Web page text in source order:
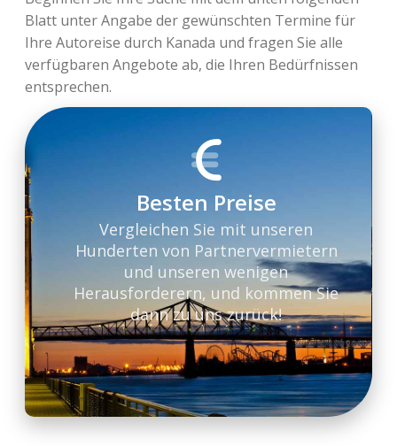
Blatt unter Angabe der gewünschten Termine für
Ihre Autoreise durch Kanada und fragen Sie alle
verfügbaren Angebote ab, die Ihren Bedürfnissen
entsprechen.
Besten Preise
Vergleichen Sie mit unseren
Hunderten von Partnervermietern
und unseren wenigen
Herausforderern, und kommen Sie
dann zu uns zurück!